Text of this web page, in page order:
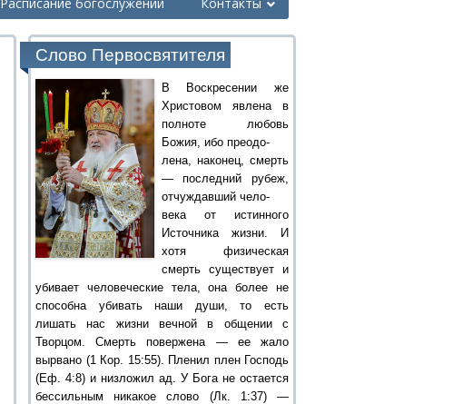
Слово Первосвятителя
В Воскресении же
Христовом явлена в
полноте любовь
Божия, ибо преодо-
лена, наконец, смерть
— последний рубеж,
отчуждавший чело-
века от истинного
Источника жизни. И
хотя физическая
смерть существует и
убивает человеческие тела, она более не
способна убивать наши души, то есть
лишать нас жизни вечной в общении с
Творцом. Смерть повержена — ее жало
вырвано (1 Кор. 15:55). Пленил плен Господь
(Еф. 4:8) и низложил ад. У Бога не остается
бессильным никакое слово (Лк. 1:37) —